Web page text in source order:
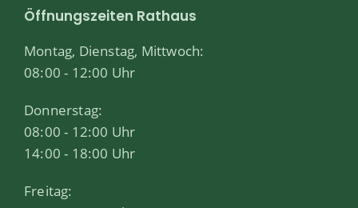
Öffnungszeiten Rathaus
Montag, Dienstag, Mittwoch:
08:00 - 12:00 Uhr
Donnerstag:
08:00 - 12:00 Uhr
14:00 - 18:00 Uhr
Freitag: